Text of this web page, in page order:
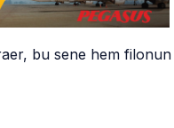
bu sene hem filonun